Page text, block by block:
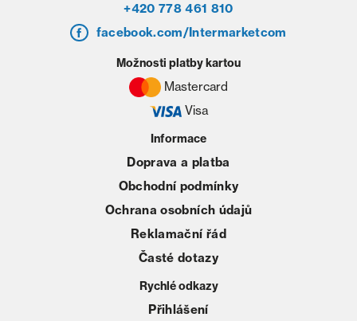
+420 778 461 810
facebook.com/Intermarketcom
Informace
Doprava a platba
Obchodní podmínky
Ochrana osobních údajů
Reklamační řád
Časté dotazy
Rychlé odkazy
Přihlášení
Možnosti platby kartou
Mastercard
Visa